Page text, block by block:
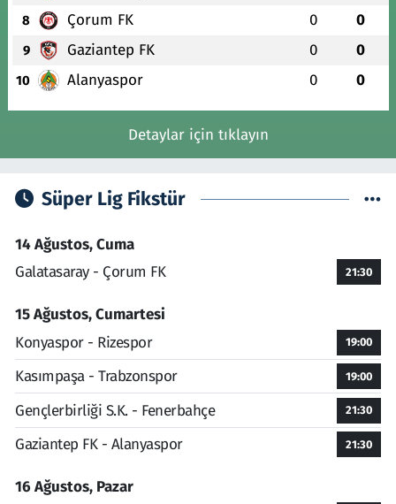
8 Çorum FK 0 0
9 Gaziantep FK 0 0
10 Alanyaspor 0 0
Detaylar için tıklayın
Süper Lig Fikstür
14 Ağustos, Cuma
Galatasaray - Çorum FK
21:30
15 Ağustos, Cumartesi
Konyaspor - Rizespor
19:00
Kasımpaşa - Trabzonspor 19:00
Gençlerbirliği S.K. - Fenerbahçe 21:30
Gaziantep FK - Alanyaspor 21:30
16 Ağustos, Pazar